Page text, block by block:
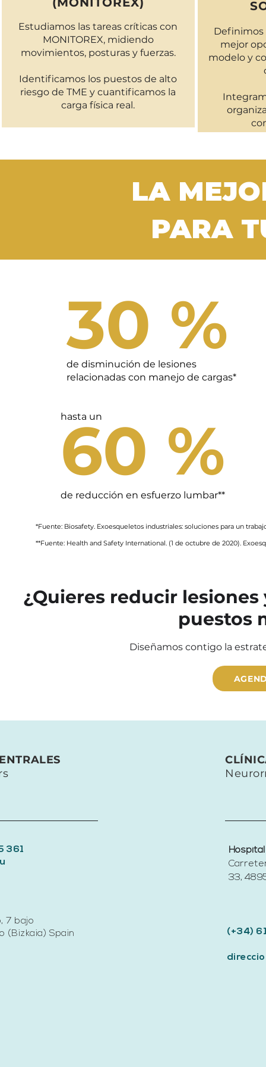
​Estudiamos las tareas críticas con
MONITOREX, midiendo
movimientos, posturas y fuerzas.
Identificamos los puestos de alto
riesgo de TME y cuantificamos la
carga física real.
Definimos
mejor
modelo y
LA
PARA
30 %
de disminución de lesiones
relacionadas con manejo de cargas*
hasta un
60 %
de reducción en esfuerzo lumbar**
*Fuente: Biosafety. Exoesqueletos industriales: soluciones para un
**Fuente: Health and Safety International. (1 de octubre de 2020).
¿Quieres reducir
puestos
Diseñamos contigo la
361
7 bajo
(Bizkaia) Spain
33,
(+34)